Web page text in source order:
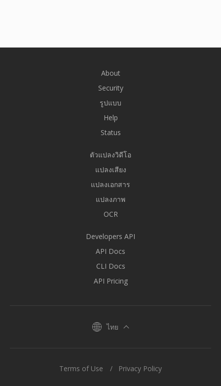
About
Security
รูปแบบ
Help
Status
ตัวแปลงวิดีโอ
แปลงเสียง
แปลงเอกสาร
แปลงภาพ
OCR
Developers API
API Docs
CLI Docs
API Pricing
ไทย
Terms of Use Privacy Policy